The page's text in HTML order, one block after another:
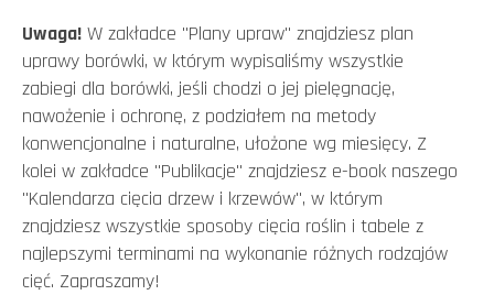
Uwaga! W zakładce "Plany upraw" znajdziesz plan
uprawy borówki, w którym wypisaliśmy wszystkie
zabiegi dla borówki, jeśli chodzi o jej pielęgnację,
nawożenie i ochronę, z podziałem na metody
konwencjonalne i naturalne, ułożone wg miesięcy. Z
kolei w zakładce "Publikacje" znajdziesz e-book naszego
"Kalendarza cięcia drzew i krzewów", w którym
znajdziesz wszystkie sposoby cięcia roślin i tabele z
najlepszymi terminami na wykonanie różnych rodzajów
cięć. Zapraszamy!